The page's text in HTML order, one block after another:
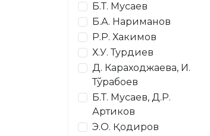
Б.Т. Мусаев
Б.А. Нариманов
Р.Р. Хакимов
Х.У. Турдиев
Д. Караходжаева, И.
Тўрабоев
Б.Т. Мусаев, Д.Р.
Артиков
Э.О. Қодиров